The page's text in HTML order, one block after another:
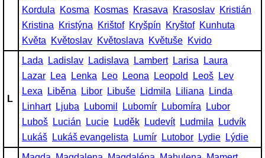
Kordula
Kosma Kosmas Krasava Krasoslav Kristián
Kristina
Kristýna Krištof Kryšpín Kryštof Kunhuta
Květa
Květoslav Květoslava Květuše Kvido
L
Lada Ladislav Ladislava Lambert Larisa
Laura
Lazar
Lea Lenka Leo Leona Leopold Leoš
Lev
Lexa
Liběna Libor Libuše Lidmila Liliana
Linda
Linhart
Ljuba Lubomil Lubomír Lubomíra
Lubor
Luboš
Lucián Lucie Luděk Ludevít Ludmila
Ludvík
Lukáš
Lukáš evangelista Lumír Lutobor Lydie Lýdie